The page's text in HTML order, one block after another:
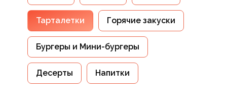
Тарталетки Горячие закуски
Бургеры и Мини-бургеры
Десерты Напитки